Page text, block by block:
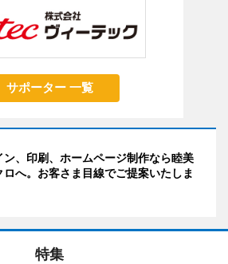
サポーター 一覧
ン、印刷、ホームページ制作なら睦美
ロへ。お客さま目線でご提案いたしま
特集